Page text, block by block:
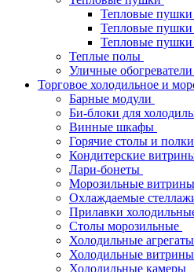
Тепловые пушки
Тепловые
Тепловые пушки
Теплые полы
Уличные обогреватели
Торговое холодильное и
Барные модули
Би-блоки для
Винные шкафы
Горячие столы и полки
Кондитерские
Лари-бонеты
Морозильные витрины
Охлаждаемые
Прилавки
Столы морозильные
Холодильные
Холодильные
Холодильные камеры